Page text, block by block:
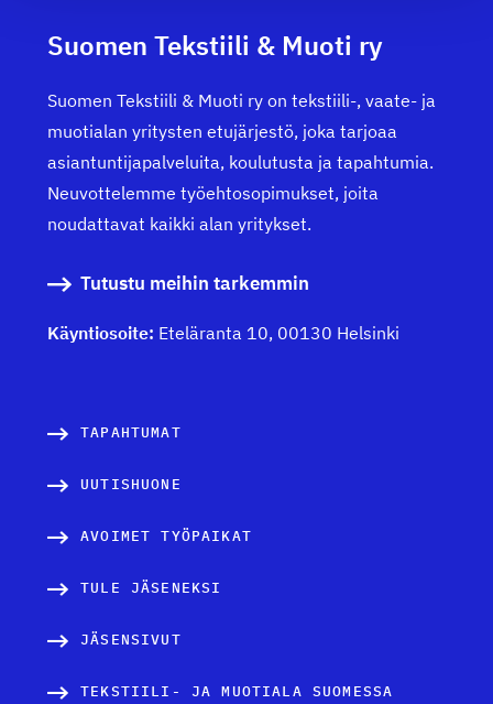
Suomen Tekstiili & Muoti ry
Suomen Tekstiili & Muoti ry on tekstiili-, vaate- ja
muotialan yritysten etujärjestö, joka tarjoaa
asiantuntijapalveluita, koulutusta ja tapahtumia.
Neuvottelemme työehtosopimukset, joita
noudattavat kaikki alan yritykset.
Tutustu meihin tarkemmin
Käyntiosoite: Eteläranta 10, 00130 Helsinki
TAPAHTUMAT
UUTISHUONE
AVOIMET TYÖPAIKAT
TULE JÄSENEKSI
JÄSENSIVUT
TEKSTIILI- JA MUOTIALA SUOMESSA